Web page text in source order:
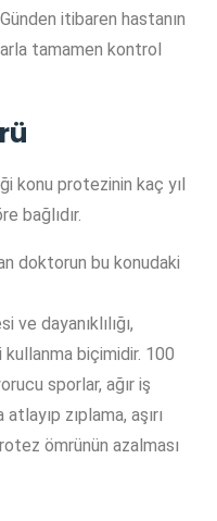
itibaren hastanın
tamamen kontrol
konu protezinin kaç yıl
bağlıdır.
doktorun bu konudaki
ve dayanıklılığı,
biçimidir. 100
sporlar, ağır iş
zıplama, aşırı
ömrünün azalması